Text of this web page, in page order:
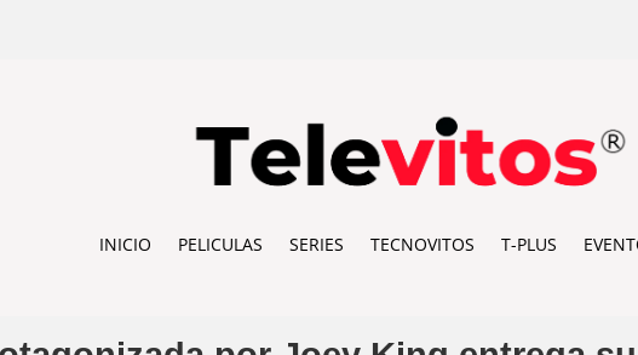
INICIO PELICULAS SERIES TECNOVITOS T-PLUS